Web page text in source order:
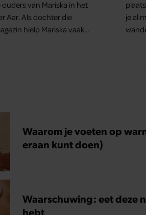
van Mariska in het
Aar. Als dochter die
hielp Mariska vaak
je al
Waarom je voeten op
eraan kunt doen)
Waarschuwing: eet deze
hebt